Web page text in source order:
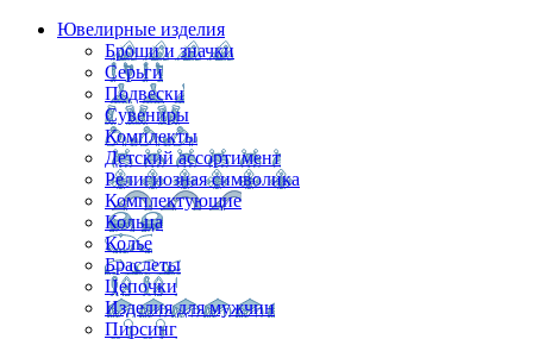
Ювелирные изделия
Броши и значки
Серьги
Подвески
Сувениры
Комплекты
Детский ассортимент
Религиозная символика
Комплектующие
Кольца
Колье
Браслеты
Цепочки
Изделия для мужчин
Пирсинг